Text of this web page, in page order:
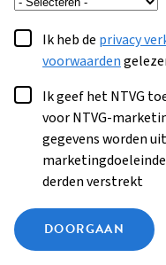
Ik heb de privacy
voorwaarden
Ik geef het NTVG
voor NTVG-
gegevens worden
derden verstrekt
DOORGAAN